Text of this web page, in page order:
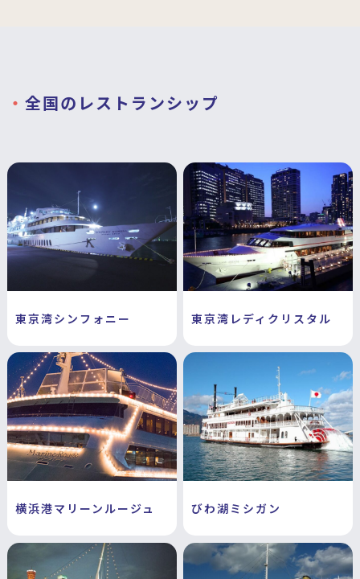
全国のレストランシップ
東京湾シンフォニー 東京湾レディクリスタル
横浜港マリーンルージュ びわ湖ミシガン